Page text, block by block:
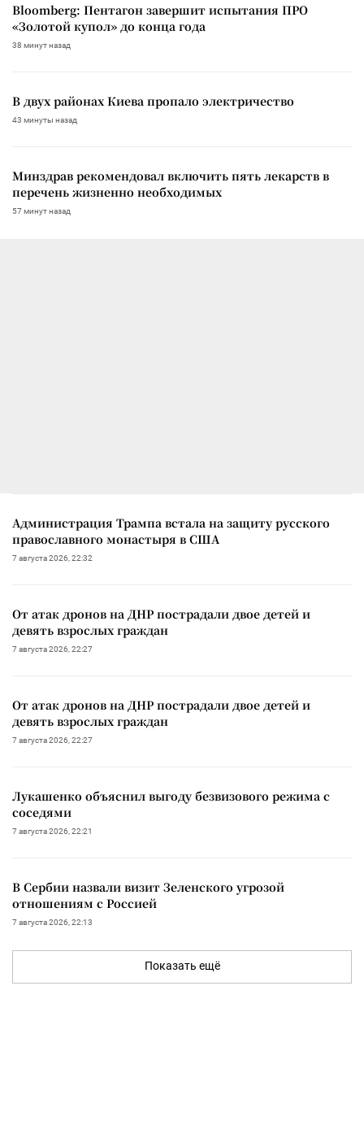
Bloomberg: Пентагон завершит испытания ПРО
«Золотой купол» до конца года
38 минут назад
В двух районах Киева пропало электричество
43 минуты назад
Минздрав рекомендовал включить пять лекарств в
перечень жизненно необходимых
57 минут назад
Администрация Трампа встала на защиту русского
православного монастыря в США
7 августа 2026, 22:32
От атак дронов на ДНР пострадали двое детей и
девять взрослых граждан
7 августа 2026, 22:27
От атак дронов на ДНР пострадали двое детей и
девять взрослых граждан
7 августа 2026, 22:27
Лукашенко объяснил выгоду безвизового режима с
соседями
7 августа 2026, 22:21
В Сербии назвали визит Зеленского угрозой
отношениям с Россией
7 августа 2026, 22:13
Показать ещё